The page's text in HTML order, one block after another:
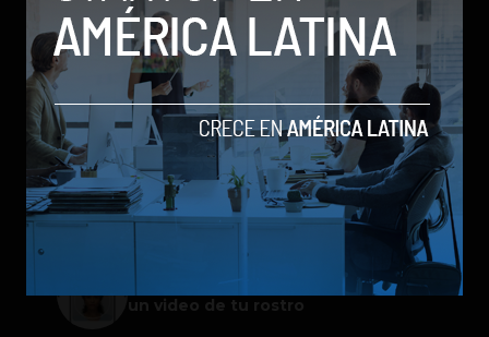
de OpenAI que promete mejorar la
productividad laboral
Spotify extiende las cuentas
gestionadas para menores a su plan
gratuito en seis países
Galaxy Z Flip8: el plegable compacto
de Samsung se renueva con más
pantalla, mejor cámara e IA
Google permitirá iniciar sesión con
un video de tu rostro